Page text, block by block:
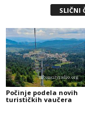
SLIČNI
Počinje podela novih
turističkih vaučera